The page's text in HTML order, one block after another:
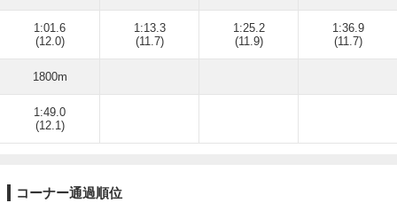
1:01.6
(12.0)
1:13.3
(11.7)
1:25.2
(11.9)
1:36.9
(11.7)
1800m
1:49.0
(12.1)
コーナー通過順位